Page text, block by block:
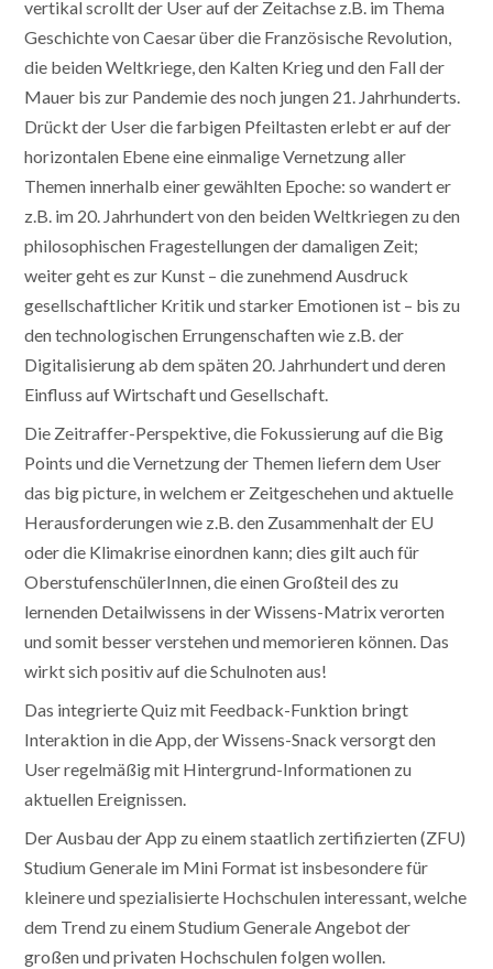
vertikal scrollt der User auf der Zeitachse z.B. im Thema
Geschichte von Caesar über die Französische Revolution,
die beiden Weltkriege, den Kalten Krieg und den Fall der
Mauer bis zur Pandemie des noch jungen 21. Jahrhunderts.
Drückt der User die farbigen Pfeiltasten erlebt er auf der
horizontalen Ebene eine einmalige Vernetzung aller
Themen innerhalb einer gewählten Epoche: so wandert er
z.B. im 20. Jahrhundert von den beiden Weltkriegen zu den
philosophischen Fragestellungen der damaligen Zeit;
weiter geht es zur Kunst – die zunehmend Ausdruck
gesellschaftlicher Kritik und starker Emotionen ist – bis zu
den technologischen Errungenschaften wie z.B. der
Digitalisierung ab dem späten 20. Jahrhundert und deren
Einfluss auf Wirtschaft und Gesellschaft.
Die Zeitraffer-Perspektive, die Fokussierung auf die Big
Points und die Vernetzung der Themen liefern dem User
das big picture, in welchem er Zeitgeschehen und aktuelle
Herausforderungen wie z.B. den Zusammenhalt der EU
oder die Klimakrise einordnen kann; dies gilt auch für
OberstufenschülerInnen, die einen Großteil des zu
lernenden Detailwissens in der Wissens-Matrix verorten
und somit besser verstehen und memorieren können. Das
wirkt sich positiv auf die Schulnoten aus!
Das integrierte Quiz mit Feedback-Funktion bringt
Interaktion in die App, der Wissens-Snack versorgt den
User regelmäßig mit Hintergrund-Informationen zu
aktuellen Ereignissen.
Der Ausbau der App zu einem staatlich zertifizierten (ZFU)
Studium Generale im Mini Format ist insbesondere für
kleinere und spezialisierte Hochschulen interessant, welche
dem Trend zu einem Studium Generale Angebot der
großen und privaten Hochschulen folgen wollen.